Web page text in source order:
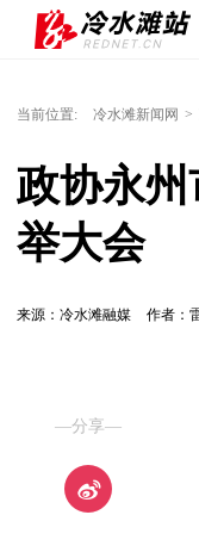
当前位置: 冷水滩新闻网 >
政协永
举大会
来源：冷水滩融媒 作者：
—分享—